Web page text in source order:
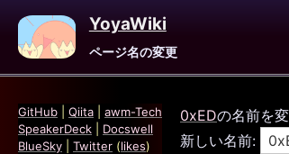
YoyaWiki
ページ名の変更
0xEDの名前を変
新しい名前:
GitHub Qiita
awm-Tech
SpeakerDeck
Docswell
BlueSky
Twitter (likes)